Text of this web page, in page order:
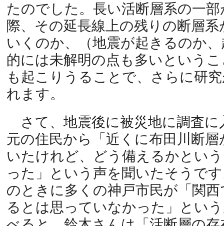
たのでした。長い活断層系の一
際、その延長線上の残りの断層
いくのか、（地震が起きるのか
的には未解明の点も多いという
も起こりうることで、さらに研
れます。
さて、地震後に被災地に調査に
元の住民から「近くに布田川断
いたけれど、どう備えるかとい
った」という声を聞いたそうで
のときに多くの神戸市民が「関
るとは思っていなかった」とい